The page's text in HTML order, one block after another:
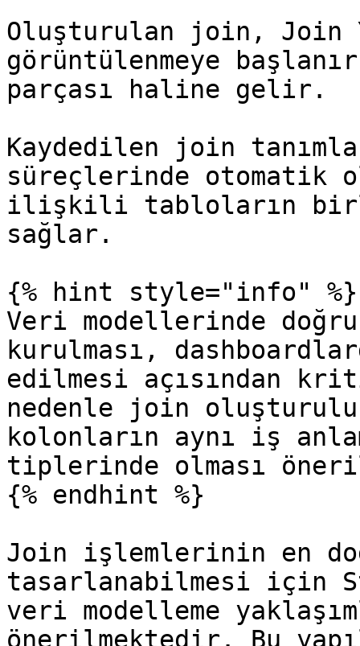
Oluşturulan join, Join
görüntülenmeye
parçası haline gelir.
Kaydedilen join
süreçlerinde otomatik
ilişkili tabloların
sağlar.
{% hint style="info" %}
Veri modellerinde
kurulması,
edilmesi açısından
nedenle join
kolonların aynı iş
tiplerinde olması
{% endhint %}
Join işlemlerinin en
tasarlanabilmesi için
veri modelleme
önerilmektedir. Bu